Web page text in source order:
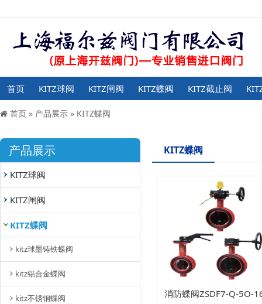
首页 KITZ球阀 KITZ闸阀 KITZ蝶阀 KITZ截止阀
首页 » 产品展示 » KITZ蝶阀
产品展示
KITZ球阀
KITZ闸阀
KITZ蝶阀
kitz球墨铸铁蝶阀
kitz铝合金蝶阀
kitz不锈钢蝶阀
KITZ蝶阀
消防蝶阀ZSDF7-Q-5O-